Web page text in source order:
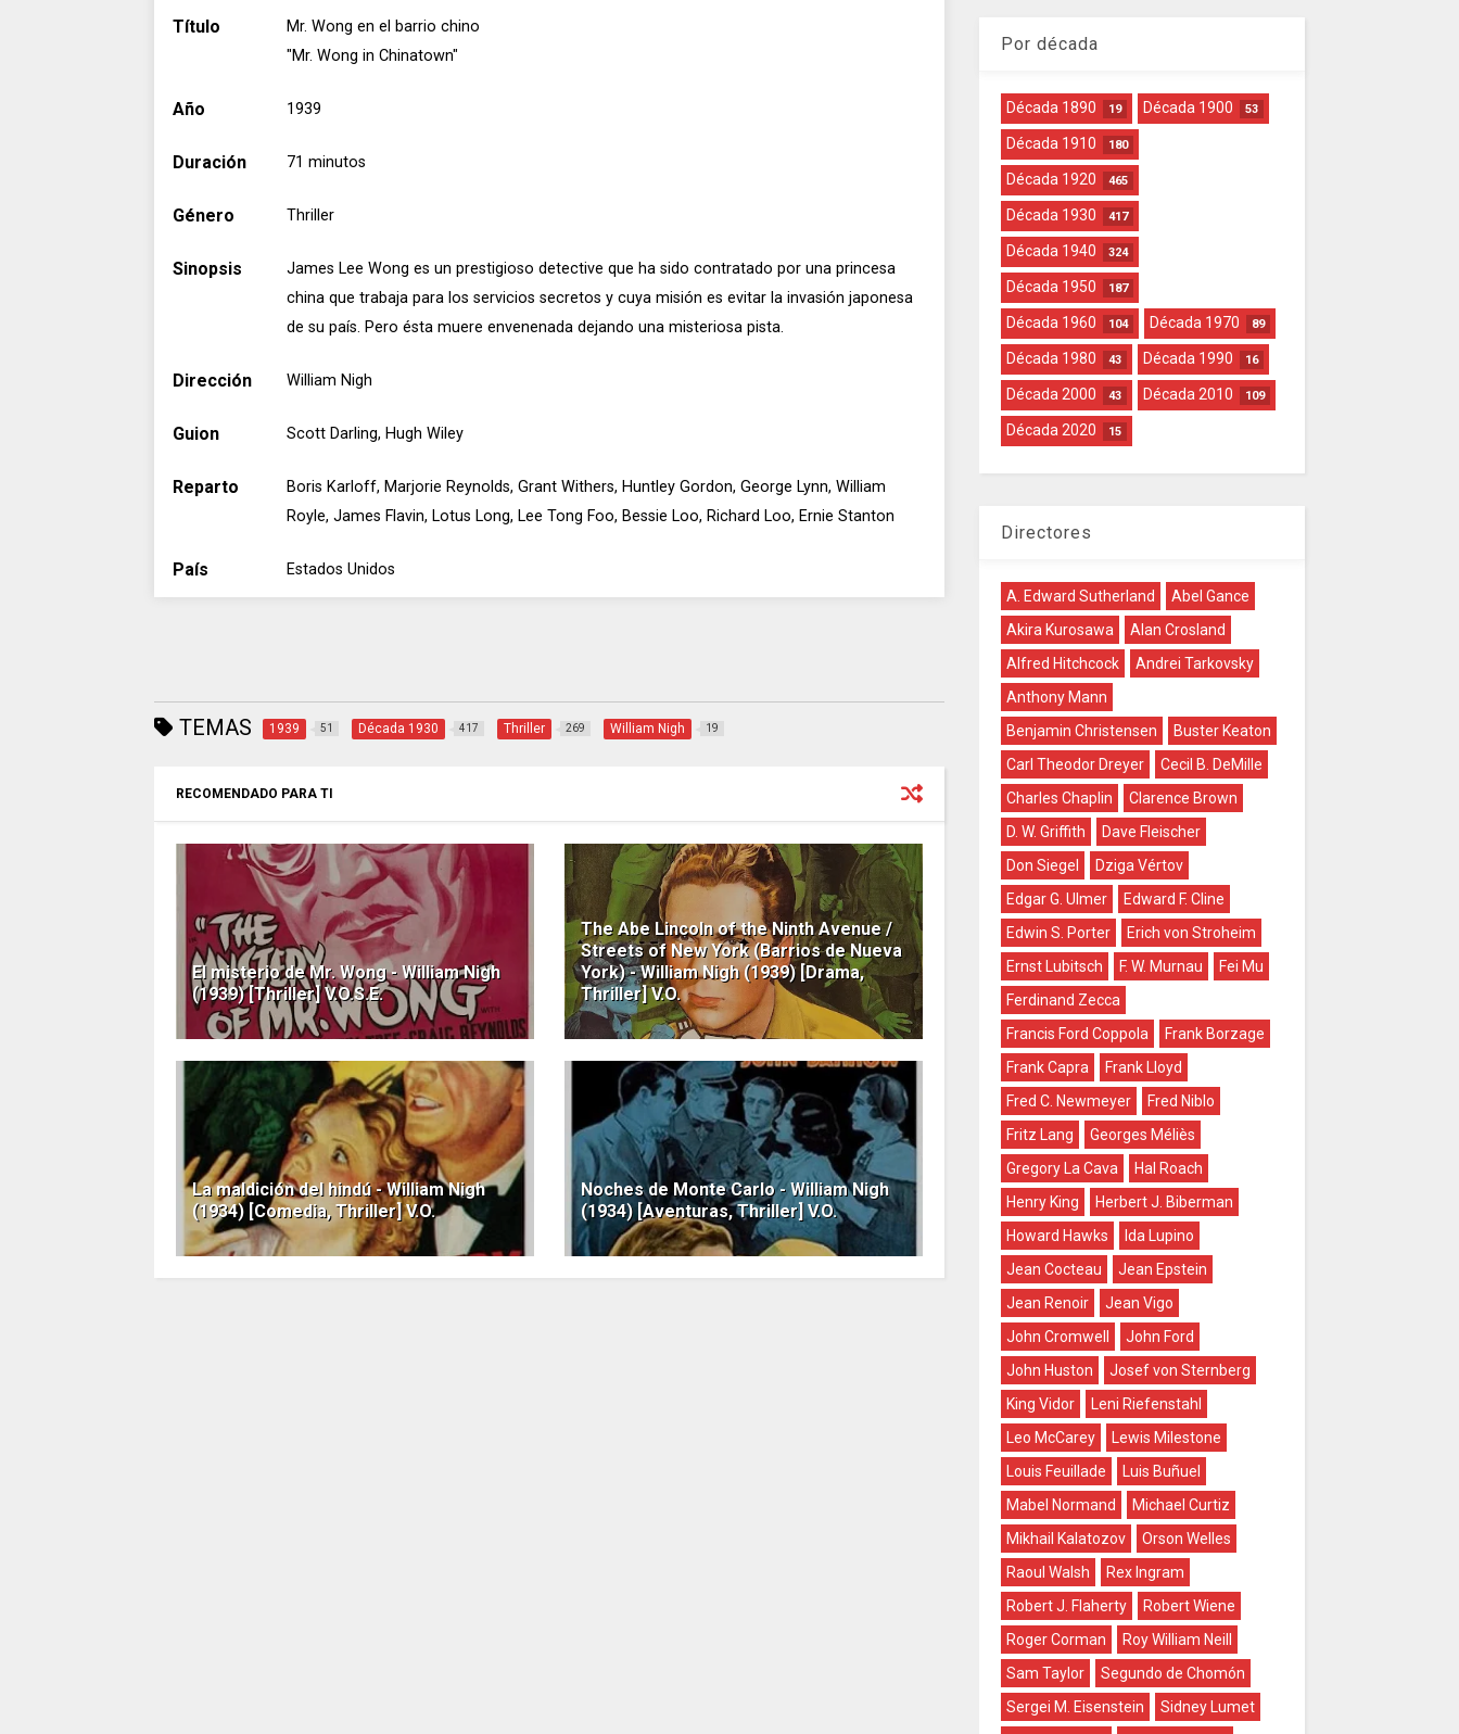
Título
Mr. Wong en el barrio chino
"Mr. Wong in Chinatown"
Año 1939
Duración 71 minutos
Género Thriller
Sinopsis
James Lee Wong es un prestigioso detective que ha sido contratado por una princesa
china que trabaja para los servicios secretos y cuya misión es evitar la invasión japonesa
de su país. Pero ésta muere envenenada dejando una misteriosa pista.
Dirección William Nigh
Guion Scott Darling, Hugh Wiley
Reparto
Boris Karloff, Marjorie Reynolds, Grant Withers, Huntley Gordon, George Lynn, William
Royle, James Flavin, Lotus Long, Lee Tong Foo, Bessie Loo, Richard Loo, Ernie Stanton
País Estados Unidos
TEMAS 1939 51 Década 1930 417 Thriller 269 William Nigh 19
RECOMENDADO PARA TI
El misterio de Mr. Wong - William Nigh
(1939) [Thriller] V.O.S.E.
The Abe Lincoln of the Ninth Avenue /
Streets of New York (Barrios de Nueva
York) - William Nigh (1939) [Drama,
Thriller] V.O.
La maldición del hindú - William Nigh
(1934) [Comedia, Thriller] V.O.
Noches de Monte Carlo - William Nigh
(1934) [Aventuras, Thriller] V.O.
Por década
Década 1890 19 Década 1900 53
Década 1910 180
Década 1920 465
Década 1930 417
Década 1940 324
Década 1950 187
Década 1960 104 Década 1970 89
Década 1980 43 Década 1990 16
Década 2000 43 Década 2010 109
Década 2020 15
Directores
A. Edward Sutherland
Abel Gance
Akira Kurosawa
Alan Crosland
Alfred Hitchcock
Andrei Tarkovsky
Anthony Mann
Benjamin Christensen
Buster Keaton
Carl Theodor Dreyer
Cecil B. DeMille
Charles Chaplin
Clarence Brown
D. W. Griffith
Dave Fleischer
Don Siegel
Dziga Vértov
Edgar G. Ulmer
Edward F. Cline
Edwin S. Porter
Erich von Stroheim
Ernst Lubitsch
F. W. Murnau
Fei Mu
Ferdinand Zecca
Francis Ford Coppola
Frank Borzage
Frank Capra
Frank Lloyd
Fred C. Newmeyer
Fred Niblo
Fritz Lang
Georges Méliès
Gregory La Cava
Hal Roach
Henry King
Herbert J. Biberman
Howard Hawks
Ida Lupino
Jean Cocteau
Jean Epstein
Jean Renoir
Jean Vigo
John Cromwell
John Ford
John Huston
Josef von Sternberg
King Vidor
Leni Riefenstahl
Leo McCarey
Lewis Milestone
Louis Feuillade
Luis Buñuel
Mabel Normand
Michael Curtiz
Mikhail Kalatozov
Orson Welles
Raoul Walsh
Rex Ingram
Robert J. Flaherty
Robert Wiene
Roger Corman
Roy William Neill
Sam Taylor
Segundo de Chomón
Sergei M. Eisenstein
Sidney Lumet